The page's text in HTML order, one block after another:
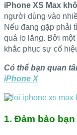
iPhone XS Max
người dùng vào
Nếu đang gặp phải
quá lo lắng. Bởi một
khắc phục sự cố
Có thể bạn quan
iPhone X
1. Đảm bảo